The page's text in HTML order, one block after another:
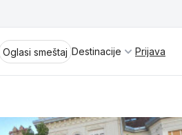
Oglasi smeštaj Destinacije Prijava